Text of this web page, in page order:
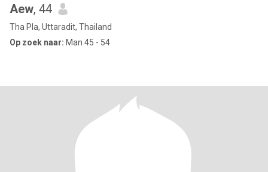
Aew, 44
Tha Pla, Uttaradit, Thailand
Op zoek naar: Man 45 - 54